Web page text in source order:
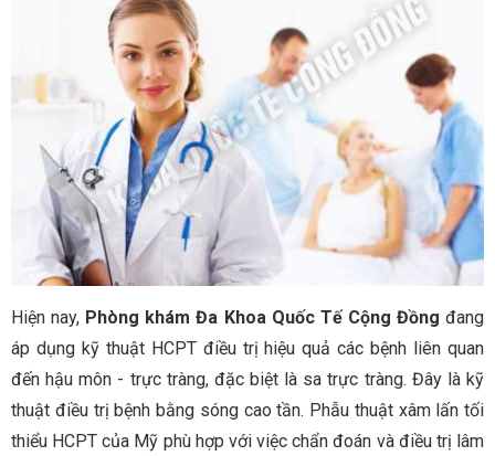
Hiện nay, Phòng khám Đa Khoa Quốc Tế Cộng Đồngđang
áp dụng kỹ thuật HCPT điều trị hiệu quả các bệnh liên quan
đến hậu môn - trực tràng, đặc biệt là sa trực tràng. Đây là kỹ
thuật điều trị bệnh bằng sóng cao tần. Phẫu thuật xâm lấn tối
thiểu HCPT của Mỹ phù hợp với việc chẩn đoán và điều trị lâm